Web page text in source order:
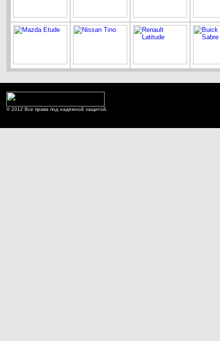
© 2012 Все права под надежной защитой.